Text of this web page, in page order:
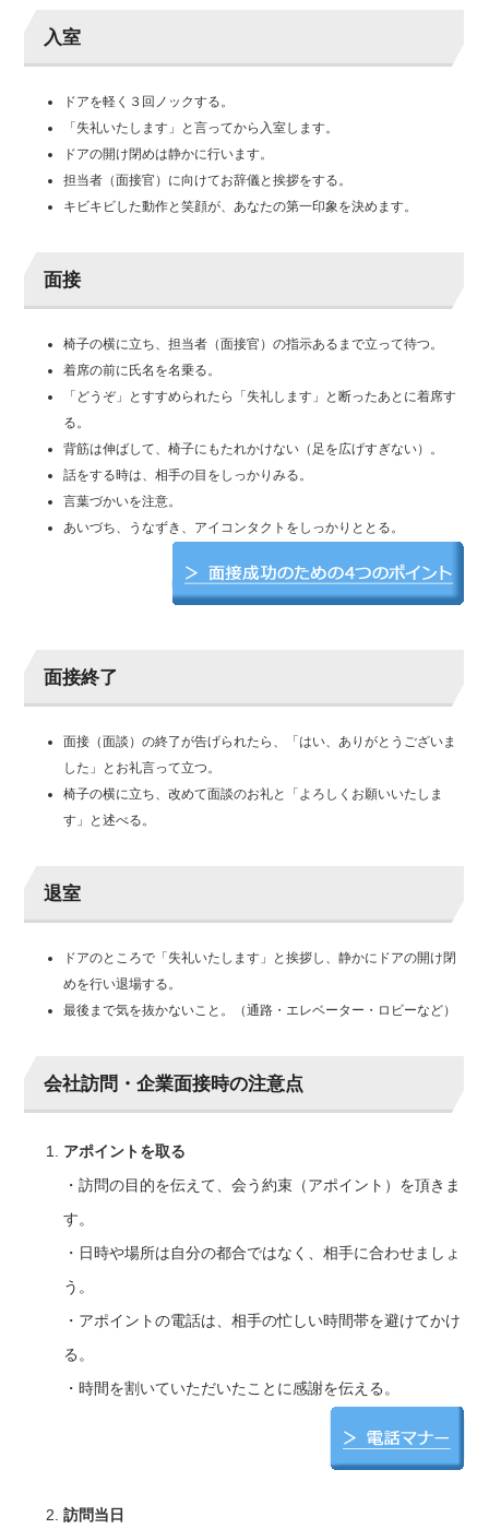
入室
ドアを軽く３回ノックする。
「失礼いたします」と言ってから入室します。
ドアの開け閉めは静かに行います。
担当者（面接官）に向けてお辞儀と挨拶をする。
キビキビした動作と笑顔が、あなたの第一印象を決めます。
面接
椅子の横に立ち、担当者（面接官）の指示あるまで立って待つ。
着席の前に氏名を名乗る。
「どうぞ」とすすめられたら「失礼します」と断ったあとに着席す
る。
背筋は伸ばして、椅子にもたれかけない（足を広げすぎない）。
話をする時は、相手の目をしっかりみる。
言葉づかいを注意。
あいづち、うなずき、アイコンタクトをしっかりととる。
面接終了
面接（面談）の終了が告げられたら、「はい、ありがとうございま
した」とお礼言って立つ。
椅子の横に立ち、改めて面談のお礼と「よろしくお願いいたしま
す」と述べる。
退室
ドアのところで「失礼いたします」と挨拶し、静かにドアの開け閉
めを行い退場する。
最後まで気を抜かないこと。（通路・エレベーター・ロビーなど）
会社訪問・企業面接時の注意点
アポイントを取る
・訪問の目的を伝えて、会う約束（アポイント）を頂きま
す。
・日時や場所は自分の都合ではなく、相手に合わせましょ
う。
・アポイントの電話は、相手の忙しい時間帯を避けてかけ
る。
・時間を割いていただいたことに感謝を伝える。
訪問当日